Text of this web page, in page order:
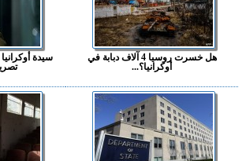
هل خسرت روسيا 4 آلاف دبابة في
أوكرانيا؟...
سيدة